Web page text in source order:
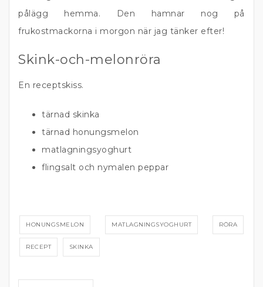
pålägg hemma. Den hamnar nog på
frukostmackorna i morgon när jag tänker efter!
Skink-och-melonröra
En receptskiss.
tärnad skinka
tärnad honungsmelon
matlagningsyoghurt
flingsalt och nymalen peppar
HONUNGSMELON MATLAGNINGSYOGHURT RÖRA
RECEPT SKINKA